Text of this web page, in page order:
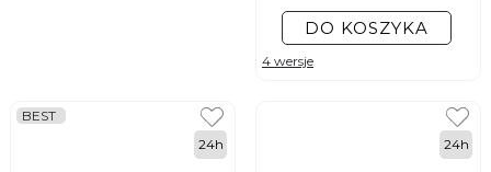
DO KOSZYKA
4 wersje
BEST
24h
24h